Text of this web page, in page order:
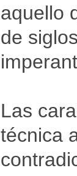
aquello
de
Las
técnica